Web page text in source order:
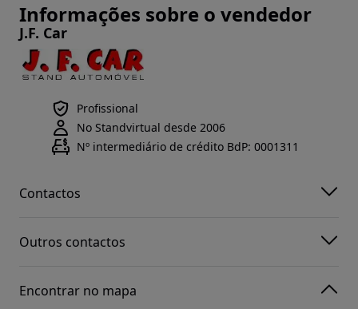
Informações sobre o vendedor
J.F. Car
Profissional
No Standvirtual desde 2006
Nº intermediário de crédito BdP: 0001311
Contactos
Outros contactos
Encontrar no mapa